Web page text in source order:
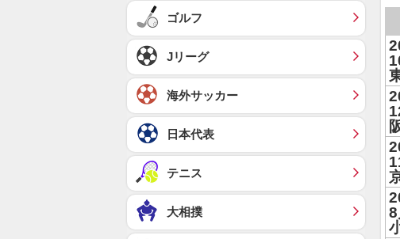
8
ゴルフ
Jリーグ
海外サッカー
日本代表
テニス
大相撲